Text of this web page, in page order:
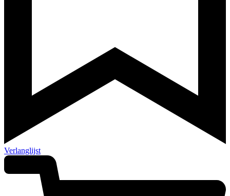
Verlanglijst